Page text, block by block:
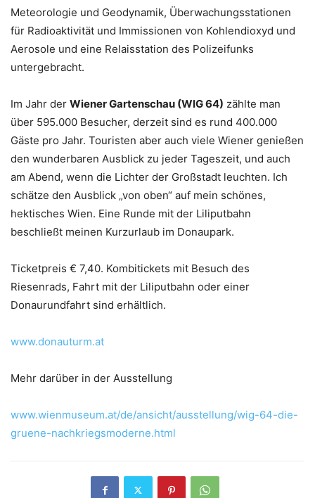
Meteorologie und Geodynamik, Überwachungsstationen
für Radioaktivität und Immissionen von Kohlendioxyd und
Aerosole und eine Relaisstation des Polizeifunks
untergebracht.
Im Jahr der Wiener Gartenschau (WIG 64) zählte man
über 595.000 Besucher, derzeit sind es rund 400.000
Gäste pro Jahr. Touristen aber auch viele Wiener genießen
den wunderbaren Ausblick zu jeder Tageszeit, und auch
am Abend, wenn die Lichter der Großstadt leuchten. Ich
schätze den Ausblick „von oben“ auf mein schönes,
hektisches Wien. Eine Runde mit der Liliputbahn
beschließt meinen Kurzurlaub im Donaupark.
Ticketpreis € 7,40. Kombitickets mit Besuch des
Riesenrads, Fahrt mit der Liliputbahn oder einer
Donaurundfahrt sind erhältlich.
www.donauturm.at
Mehr darüber in der Ausstellung
www.wienmuseum.at/de/ansicht/ausstellung/wig-64-die-
gruene-nachkriegsmoderne.html